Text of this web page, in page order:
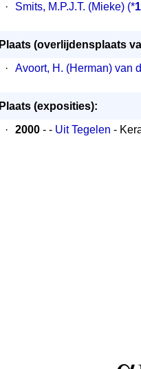
·
Smits, M.P.J.T. (Mieke) (*
Plaats (overlijdensplaats
·
Avoort, H. (Herman) van
Plaats (exposities):
·
2000 - - Uit Tegelen -